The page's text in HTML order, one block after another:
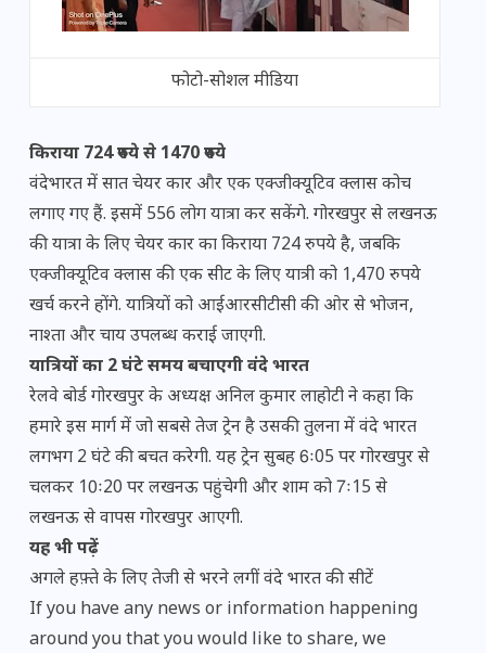
फोटो-सोशल मीडिया
किराया 724 रुपये से 1470 रुपये
वंदेभारत में सात चेयर कार और एक एक्जीक्यूटिव क्लास कोच
लगाए गए हैं. इसमें 556 लोग यात्रा कर सकेंगे. गोरखपुर से लखनऊ
की यात्रा के लिए चेयर कार का किराया 724 रुपये है, जबकि
एक्जीक्यूटिव क्लास की एक सीट के लिए यात्री को 1,470 रुपये
खर्च करने होंगे. यात्रियों को आईआरसीटीसी की ओर से भोजन,
नाश्ता और चाय उपलब्ध कराई जाएगी.
यात्रियों का 2 घंटे समय बचाएगी वंदे भारत
रेलवे बोर्ड गोरखपुर के अध्यक्ष अनिल कुमार लाहोटी ने कहा कि
हमारे इस मार्ग में जो सबसे तेज ट्रेन है उसकी तुलना में वंदे भारत
लगभग 2 घंटे की बचत करेगी. यह ट्रेन सुबह 6ः05 पर गोरखपुर से
चलकर 10ः20 पर लखनऊ पहुंचेगी और शाम को 7ः15 से
लखनऊ से वापस गोरखपुर आएगी.
यह भी पढ़ें
अगले हफ़्ते के लिए तेजी से भरने लगीं वंदे भारत की सीटें
If you have any news or information happening
around you that you would like to share, we